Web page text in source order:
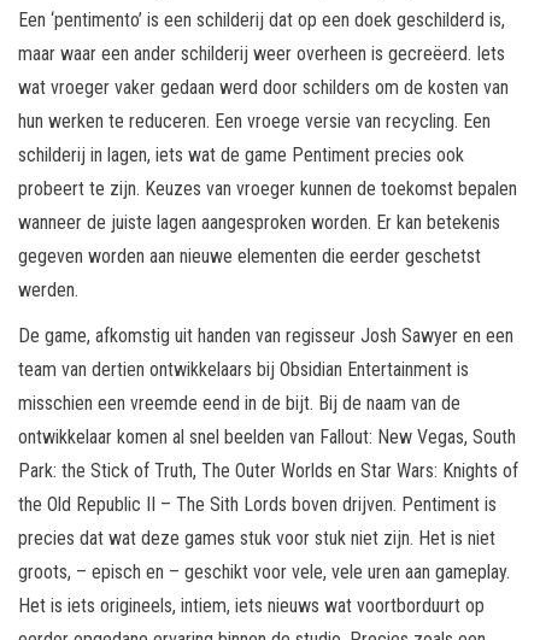
Een ‘pentimento’ is een schilderij dat op een doek geschilderd is,
maar waar een ander schilderij weer overheen is gecreëerd. Iets
wat vroeger vaker gedaan werd door schilders om de kosten van
hun werken te reduceren. Een vroege versie van recycling. Een
schilderij in lagen, iets wat de game Pentiment precies ook
probeert te zijn. Keuzes van vroeger kunnen de toekomst bepalen
wanneer de juiste lagen aangesproken worden. Er kan betekenis
gegeven worden aan nieuwe elementen die eerder geschetst
werden.
De game, afkomstig uit handen van regisseur Josh Sawyer en een
team van dertien ontwikkelaars bij Obsidian Entertainment is
misschien een vreemde eend in de bijt. Bij de naam van de
ontwikkelaar komen al snel beelden van Fallout: New Vegas, South
Park: the Stick of Truth, The Outer Worlds en Star Wars: Knights of
the Old Republic II – The Sith Lords boven drijven. Pentiment is
precies dat wat deze games stuk voor stuk niet zijn. Het is niet
groots, – episch en – geschikt voor vele, vele uren aan gameplay.
Het is iets origineels, intiem, iets nieuws wat voortborduurt op